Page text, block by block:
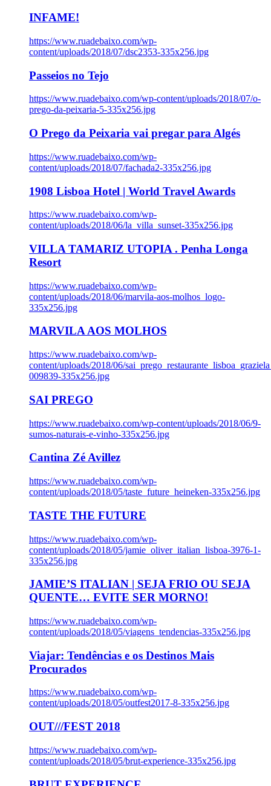
INFAME!
https://www.ruadebaixo.com/wp-
content/uploads/2018/07/dsc2353-335x256.jpg
Passeios no Tejo
https://www.ruadebaixo.com/wp-content/uploads/2018/07/o-
prego-da-peixaria-5-335x256.jpg
O Prego da Peixaria vai pregar para Algés
https://www.ruadebaixo.com/wp-
content/uploads/2018/07/fachada2-335x256.jpg
1908 Lisboa Hotel | World Travel Awards
https://www.ruadebaixo.com/wp-
content/uploads/2018/06/la_villa_sunset-335x256.jpg
VILLA TAMARIZ UTOPIA . Penha Longa
Resort
https://www.ruadebaixo.com/wp-
content/uploads/2018/06/marvila-aos-molhos_logo-
335x256.jpg
MARVILA AOS MOLHOS
https://www.ruadebaixo.com/wp-
content/uploads/2018/06/
009839-335x256.jpg
SAI PREGO
https://www.ruadebaixo.com/wp-content/uploads/2018/06/9-
sumos-naturais-e-vinho-335x256.jpg
Cantina Zé Avillez
https://www.ruadebaixo.com/wp-
content/uploads/2018/05/taste_future_heineken-335x256.jpg
TASTE THE FUTURE
https://www.ruadebaixo.com/wp-
content/uploads/2018/05/jamie_oliver_italian_lisboa-3976-1-
335x256.jpg
JAMIE’S ITALIAN | SEJA FRIO OU SEJA
QUENTE… EVITE SER MORNO!
https://www.ruadebaixo.com/wp-
content/uploads/2018/05/viagens_tendencias-335x256.jpg
Viajar: Tendências e os Destinos Mais
Procurados
https://www.ruadebaixo.com/wp-
content/uploads/2018/05/outfest2017-8-335x256.jpg
OUT///FEST 2018
https://www.ruadebaixo.com/wp-
content/uploads/2018/05/brut-experience-335x256.jpg